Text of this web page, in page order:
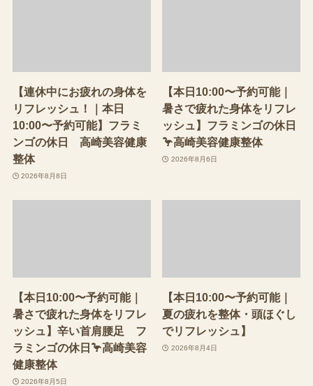
【連休中にお疲れの身体を
リフレッシュ！｜本日
10:00〜予約可能】フラミ
ンゴの休日 高崎美容健康
整体
2026年8月8日
【本日10:00〜予約可能｜
暑さで疲れた身体をリフレ
ッシュ】フラミンゴの休日
🦩高崎美容健康整体
2026年8月6日
【本日10:00〜予約可能｜
暑さで疲れた身体をリフレ
ッシュ】辛い首肩腰足 フ
ラミンゴの休日🦩高崎美容
健康整体
2026年8月5日
【本日10:00〜予約可能｜
夏の疲れを整体・頭ほぐし
でリフレッシュ】
2026年8月4日